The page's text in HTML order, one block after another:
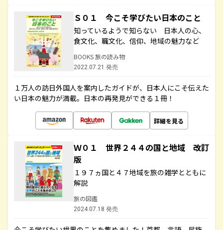
Ｓ０１ 今こそ学びたい日本のこと
知っているようで知らない 日本人の心、
食文化、職文化、信仰、地域の魅力など
BOOKS 旅の読み物
2022.07.21 発売
１万人の訪日外国人を案内したガイドが、日本人にこそ伝えた
い日本の魅力が満載。日本の再発見ができる１冊！
詳細を見る
Ｗ０１ 世界２４４の国と地域 改訂
版
１９７ヵ国と４７地域を旅の雑学とともに
解説
旅の図鑑
2024.07.18 発売